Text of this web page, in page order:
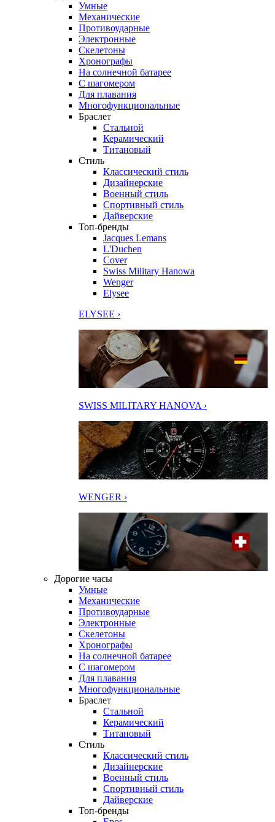
Умные
Механические
Противоударные
Электронные
Скелетоны
Хронографы
На солнечной батарее
С шагомером
Для плавания
Многофункциональные
Браслет
Стальной
Керамический
Титановый
Стиль
Классический стиль
Дизайнерские
Военный стиль
Спортивный стиль
Дайверские
Топ-бренды
Jacques Lemans
L'Duchen
Cover
Swiss Military Hanowa
Wenger
Elysee
ELYSEE ›
SWISS MILITARY HANOVA ›
WENGER ›
Дорогие часы
Умные
Механические
Противоударные
Электронные
Скелетоны
Хронографы
На солнечной батарее
С шагомером
Для плавания
Многофункциональные
Браслет
Стальной
Керамический
Титановый
Стиль
Классический стиль
Дизайнерские
Военный стиль
Спортивный стиль
Дайверские
Топ-бренды